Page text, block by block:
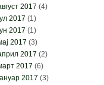
2017 (4)
2017 (1)
2017 (1)
2017 (3)
2017 (2)
2017 (6)
2017 (3)